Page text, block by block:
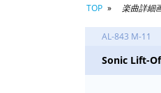
TOP 楽曲詳細
AL-843 M-11
Sonic Lift-